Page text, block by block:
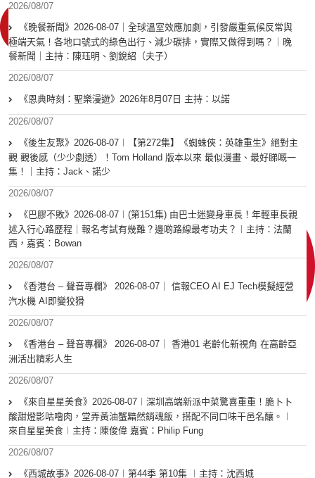
2026/08/07
《晚餐新聞》2026-08-07｜全球溫室效應加劇，引發嚴重氣候反常與
極端天氣！各地口號式的綠色出行、減少碳排，實際又做得到嗎？｜晚
餐新聞｜主持：陳珏明、劉銳紹（夫子）
2026/08/07
《恩典時刻：聖樂漫遊》2026年8月07日 主持：以諾
2026/08/07
《後生友聚》2026-08-07︱【第272集】《蜘蛛俠：英雄重生》絕對主
觀 觀後感（少少劇透）！Tom Holland 版本以來 最似漫畫、最好睇嘅一
集！｜主持：Jack、諾少
2026/08/07
《巴膠不敗》2026-08-07︱(第151集) 由巴士迷變身車長！年輕車長親
述入行心路歷程｜報名考試有幾難？邊啲路線最考功夫？︱主持：法蘭
西，嘉賓︰Bowan
2026/08/07
《香港台 – 聲音專欄》 2026-08-07｜ 信報CEO AI EJ Tech模擬經營
汽水機 AI即變狡猾
2026/08/07
《香港台 – 聲音專欄》 2026-08-07｜ 香港01 老齡化新視角 在高齡亞
洲活出精彩人生
2026/08/07
《來自星星美食》2026-08-07︱深圳高端新派中菜驚喜重重！脆卜卜
酸甜燈影咕嚕肉，堂弄黃油蟹黯然銷魂飯，搭配不同口味干邑名釀。︱
來自星星美食︱主持：陳俊偉 嘉賓：Philip Fung
2026/08/07
《西城故事》2026-08-07︱第44季 第10集 ︱主持：沈西城